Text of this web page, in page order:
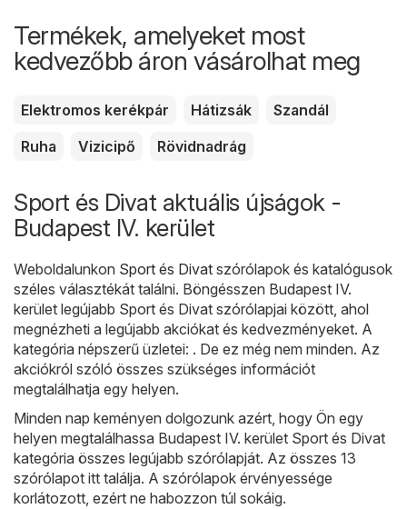
Termékek, amelyeket most
kedvezőbb áron vásárolhat meg
Elektromos kerékpár Hátizsák
Szandál
Ruha
Vizicipő Rövidnadrág
Sport és Divat aktuális újságok -
Budapest IV. kerület
Weboldalunkon Sport és Divat szórólapok és katalógusok
széles választékát találni. Böngésszen Budapest IV.
kerület legújabb Sport és Divat szórólapjai között, ahol
megnézheti a legújabb akciókat és kedvezményeket. A
kategória népszerű üzletei: . De ez még nem minden. Az
akciókról szóló összes szükséges információt
megtalálhatja egy helyen.
Minden nap keményen dolgozunk azért, hogy Ön egy
helyen megtalálhassa Budapest IV. kerület Sport és Divat
kategória összes legújabb szórólapját. Az összes 13
szórólapot itt találja. A szórólapok érvényessége
korlátozott, ezért ne habozzon túl sokáig.